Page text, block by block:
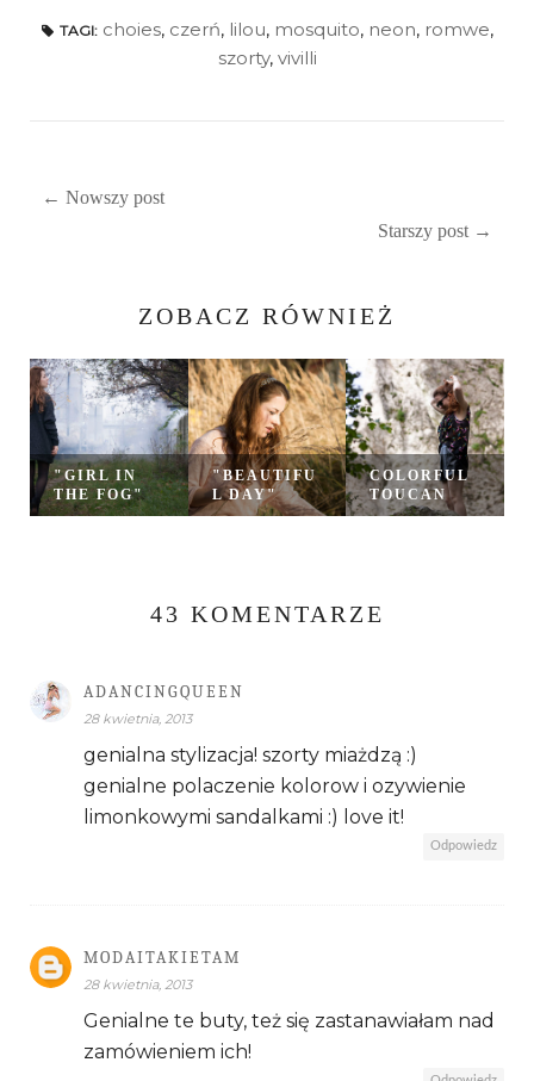
TAGI: choies, czerń, lilou, mosquito, neon, romwe,
szorty, vivilli
← Nowszy post
Starszy post →
ZOBACZ RÓWNIEŻ
"GIRL IN
THE FOG"
"BEAUTIFU
L DAY"
COLORFUL
TOUCAN
43 KOMENTARZE
ADANCINGQUEEN
28 kwietnia, 2013
genialna stylizacja! szorty miażdzą :)
genialne polaczenie kolorow i ozywienie
limonkowymi sandalkami :) love it!
Odpowiedz
MODAITAKIETAM
28 kwietnia, 2013
Genialne te buty, też się zastanawiałam nad
zamówieniem ich!